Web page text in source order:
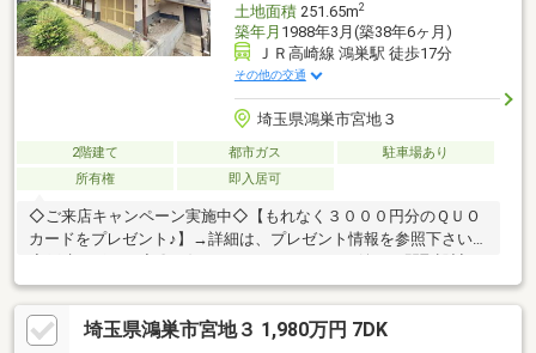
土地面積251.65m2
築年月 1988年3月(築38年6ヶ月)
ＪＲ高崎線 鴻巣駅 徒歩17分
その他の交通
埼玉県鴻巣市宮地３
2階建て 都市ガス
駐車場あり
所有権
即入居可
◇ご来店キャンペーン実施中◇【もれなく３０００円分のＱＵＯ
カードをプレゼント♪】→詳細は、プレゼント情報を参照下さい。
す。和の雰囲気漂う邸をご覧下さい。〇シャッター付きガレージ
有り(車種制限あり)◯こだわりの和テイスト住宅。日本好きの外
国人の方にも喜んでいただけそうです。〇周辺の生活環境も良い
埼玉県鴻巣市宮地３ 1,980万円 7DK